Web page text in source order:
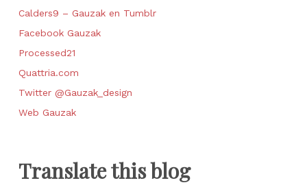
Calders9 – Gauzak en Tumblr
Facebook Gauzak
Processed21
Quattria.com
Twitter @Gauzak_design
Web Gauzak
Translate this blog